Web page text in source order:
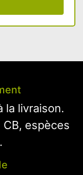
la livraison.
espèces